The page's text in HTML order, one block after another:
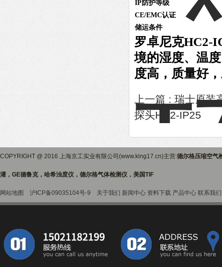
IP防护等级
CE/EMC认证
储运条件
罗卓尼克HC2-
境的湿度、温
度高，质量好
上一篇 : 瑞士原装
探头HC2-IP25
COPYRIGHT @ 2016 上海京工实业有限公司(www.king17.cn)主营:德尔格压缩空气
灌，GE德鲁克，哈希浊度仪，德尔格气体检测仪，美国TIF
网站地图 沪ICP备09035104号-9 关于我们 新闻中心 资料下载 产品中心 联系我们